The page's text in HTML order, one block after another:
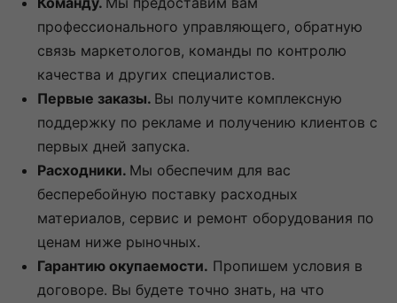
профессионального управляющего, обратную
связь маркетологов, команды по контролю
качества и других специалистов.
Первые заказы. Вы получите комплексную
поддержку по рекламе и получению клиентов с
первых дней запуска.
Расходники. Мы обеспечим для вас
бесперебойную поставку расходных
материалов, сервис и ремонт оборудования по
ценам ниже рыночных.
Гарантию окупаемости. Пропишем условия в
договоре. Вы будете точно знать, на что